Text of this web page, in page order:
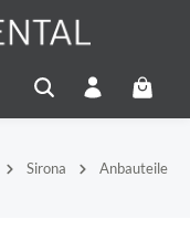
Sirona
Anbauteile